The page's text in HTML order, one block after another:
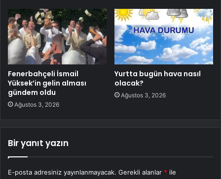
Fenerbahçeli İsmail
Yüksek’in gelin alması
gündem oldu
Ağustos 3, 2026
Yurtta bugün hava nasıl
olacak?
Ağustos 3, 2026
Bir yanıt yazın
E-posta adresiniz yayınlanmayacak. Gerekli alanlar * ile